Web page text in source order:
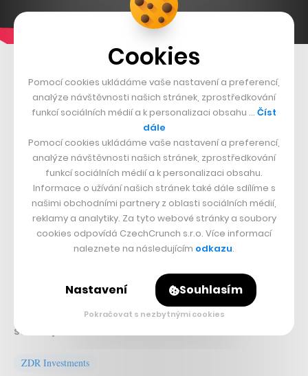
Rubriku Investice podporují
Související témata:
ZDR Investments
Cookies
Pomocí cookies ukládáme vaše nastavení a preferencí,
analýze návštěvnosti našich stránek, zprostředkování
funkcí sociálních médií a k personalizaci obsahu … Číst
dále
Pomocí cookies ukládáme vaše nastavení a preferencí,
analýze návštěvnosti našich stránek, zprostředkování
funkcí sociálních médií a k personalizaci obsahu.
Informace o užívání našich stránek také dále sdílíme s
našimi obchodními partnery z oblasti sociálních médií,
reklamy a analytiky. Za tyto webové stránky a soubory
cookies odpovídá CzechCrunch s.r.o. Více informací
naleznete na následujícím odkazu.
Nastavení Souhlasím
Pokračovat s nezbytnými cookies